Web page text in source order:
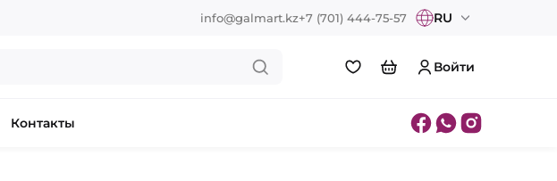
info@galmart.kz+7 (701) 444-75-57 RU
Войти
Контакты